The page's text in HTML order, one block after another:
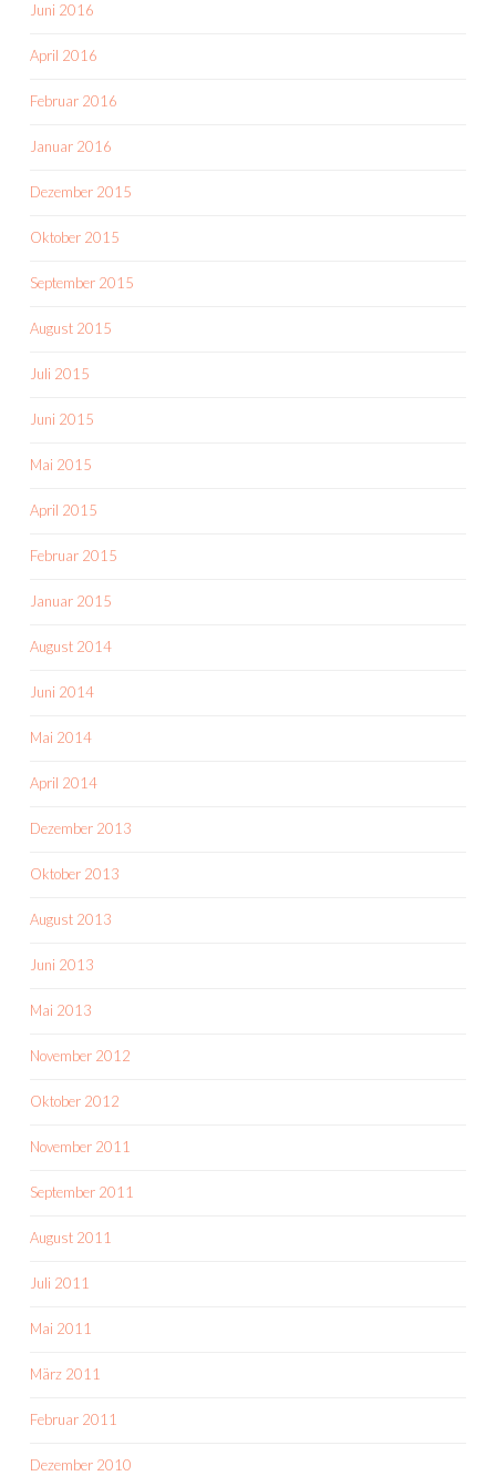
Juni 2016
April 2016
Februar 2016
Januar 2016
Dezember 2015
Oktober 2015
September 2015
August 2015
Juli 2015
Juni 2015
Mai 2015
April 2015
Februar 2015
Januar 2015
August 2014
Juni 2014
Mai 2014
April 2014
Dezember 2013
Oktober 2013
August 2013
Juni 2013
Mai 2013
November 2012
Oktober 2012
November 2011
September 2011
August 2011
Juli 2011
Mai 2011
März 2011
Februar 2011
Dezember 2010